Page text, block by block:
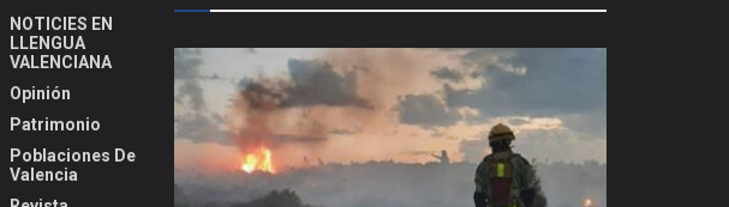
NOTICIES EN
LLENGUA
VALENCIANA
Opinión
Patrimonio
Poblaciones De
Valencia